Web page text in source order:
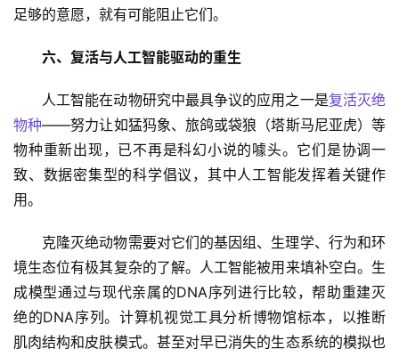
足够的意愿，就有可能阻止它们。
六、复活与人工智能驱动的重生
人工智能在动物研究中最具争议的应用之一是复活灭绝
物种——努力让如猛犸象、旅鸽或袋狼（塔斯马尼亚虎）等
物种重新出现，已不再是科幻小说的噱头。它们是协调一
致、数据密集型的科学倡议，其中人工智能发挥着关键作
用。
克隆灭绝动物需要对它们的基因组、生理学、行为和环
境生态位有极其复杂的了解。人工智能被用来填补空白。生
成模型通过与现代亲属的DNA序列进行比较，帮助重建灭
绝的DNA序列。计算机视觉工具分析博物馆标本，以推断
肌肉结构和皮肤模式。甚至对早已消失的生态系统的模拟也